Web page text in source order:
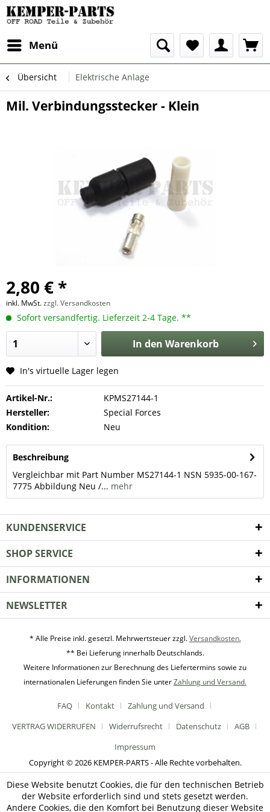
Menü
Übersicht Elektrische Anlage
Mil. Verbindungsstecker - Klein
2,80 € *
inkl. MwSt.zzgl. Versandkosten
Sofort versandfertig. Lieferzeit 2-4 Tage. **
In den Warenkorb
In's virtuelle Lager legen
Artikel-Nr.:
KPMS27144-1
Hersteller:
Special Forces
Kondition:
Neu
Beschreibung
Vergleichbar mit Part Number MS27144-1 NSN 5935-00-167-
7775 Abbildung Neu /... mehr
KUNDENSERVICE
SHOP SERVICE
INFORMATIONEN
NEWSLETTER
* Alle Preise inkl. gesetzl. Mehrwertsteuer zzgl.Versandkosten.
** Bei Lieferung innerhalb Deutschlands.
Weitere Informationen zur Berechnung des Liefertermins sowie zu
internationalen Lieferungen finden Sie unterZahlung und Versand.
FAQ Kontakt
Zahlung und Versand
VERTRAG WIDERRUFEN
Widerrufsrecht Datenschutz
AGB
Impressum
Copyright © 2026 KEMPER-PARTS - Alle Rechte vorbehalten.
Diese Website benutzt Cookies, die für den technischen Betrieb
der Website erforderlich sind und stets gesetzt werden.
Andere Cookies, die den Komfort bei Benutzung dieser Website